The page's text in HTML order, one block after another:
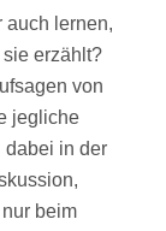
auch lernen,
erzählt?
von
jegliche
dabei in der
beim